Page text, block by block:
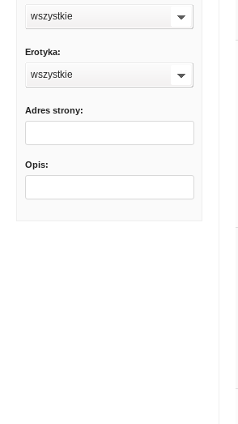
wszystkie
Erotyka:
wszystkie
Adres strony:
Opis: